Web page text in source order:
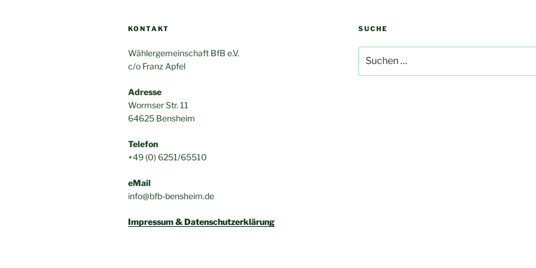
KONTAKT
Wählergemeinschaft BfB e.V.
c/o Franz Apfel
Adresse
Wormser Str. 11
64625 Bensheim
Telefon
+49 (0) 6251/65510
eMail
info@bfb-bensheim.de
Impressum & Datenschutzerklärung
SUCHE
nach: